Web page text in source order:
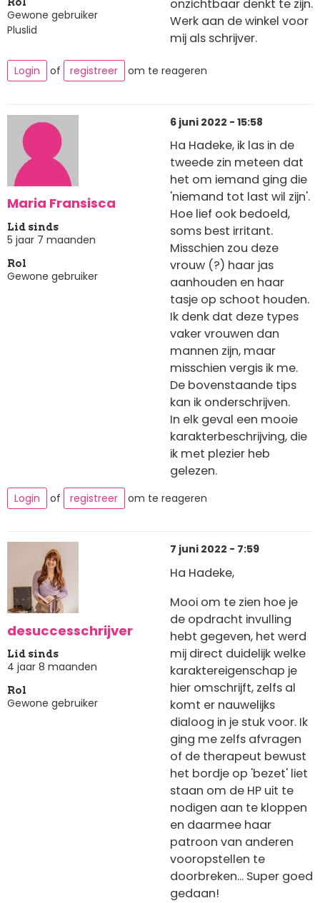
Gewone gebruiker
Pluslid
onzichtbaar denkt te zijn.
Werk aan de winkel voor
mij als schrijver.
Login of registreer om te reageren
Maria Fransisca
Lid sinds
5 jaar 7 maanden
Rol
Gewone gebruiker
6 juni 2022 - 15:58
Ha Hadeke, ik las in de
tweede zin meteen dat
het om iemand ging die
'niemand tot last wil zijn'.
Hoe lief ook bedoeld,
soms best irritant.
Misschien zou deze
vrouw (?) haar jas
aanhouden en haar
tasje op schoot houden.
Ik denk dat deze types
vaker vrouwen dan
mannen zijn, maar
misschien vergis ik me.
De bovenstaande tips
kan ik onderschrijven.
In elk geval een mooie
karakterbeschrijving, die
ik met plezier heb
gelezen.
Login of registreer om te reageren
desuccesschrijver
Lid sinds
4 jaar 8 maanden
Rol
Gewone gebruiker
7 juni 2022 - 7:59
Ha Hadeke,
Mooi om te zien hoe je
de opdracht invulling
hebt gegeven, het werd
mij direct duidelijk welke
karaktereigenschap je
hier omschrijft, zelfs al
komt er nauwelijks
dialoog in je stuk voor. Ik
ging me zelfs afvragen
of de therapeut bewust
het bordje op 'bezet' liet
staan om de HP uit te
nodigen aan te kloppen
en daarmee haar
patroon van anderen
vooropstellen te
doorbreken... Super goed
gedaan!